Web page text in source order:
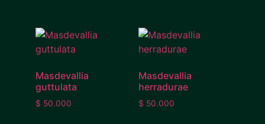
Masdevallia
guttulata
$ 50.000
Masdevallia
herradurae
$ 50.000